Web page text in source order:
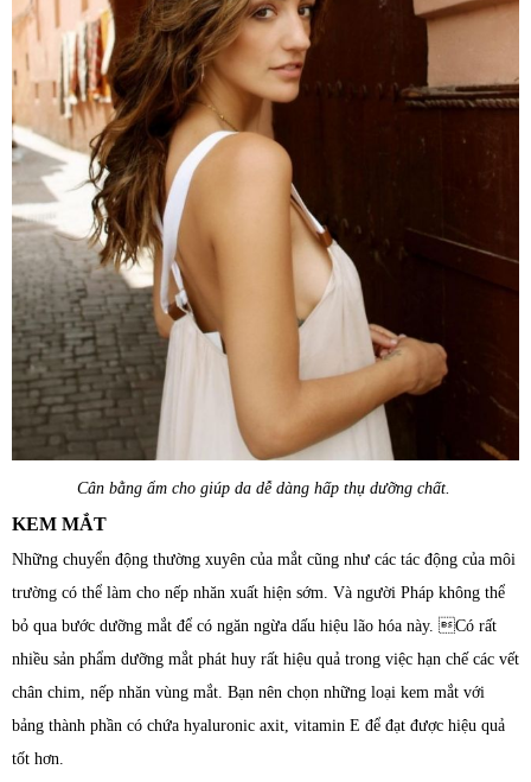
Cân bằng ẩm cho giúp da dễ dàng hấp thụ dưỡng chất.
KEM MẮT
Những chuyển động thường xuyên của mắt cũng như các tác động của môi
trường có thể làm cho nếp nhăn xuất hiện sớm. Và người Pháp không thể
bỏ qua bước dưỡng mắt để có ngăn ngừa dấu hiệu lão hóa này. Có rất
nhiều sản phẩm dưỡng mắt phát huy rất hiệu quả trong việc hạn chế các vết
chân chim, nếp nhăn vùng mắt. Bạn nên chọn những loại kem mắt với
bảng thành phần có chứa hyaluronic axit, vitamin E để đạt được hiệu quả
tốt hơn.